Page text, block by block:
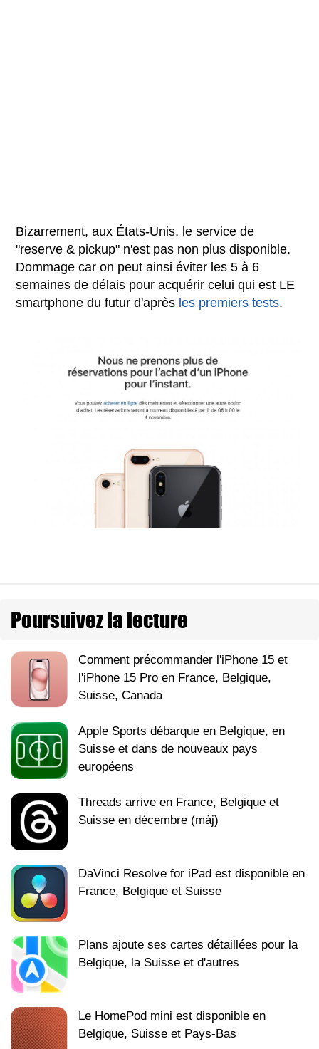
Bizarrement, aux États-Unis, le service de
"reserve & pickup" n'est pas non plus disponible.
Dommage car on peut ainsi éviter les 5 à 6
semaines de délais pour acquérir celui qui est LE
smartphone du futur d'après les premiers tests.
Poursuivez la lecture
Comment précommander l'iPhone 15 et
l'iPhone 15 Pro en France, Belgique,
Suisse, Canada
Apple Sports débarque en Belgique, en
Suisse et dans de nouveaux pays
européens
Threads arrive en France, Belgique et
Suisse en décembre (màj)
DaVinci Resolve for iPad est disponible en
France, Belgique et Suisse
Plans ajoute ses cartes détaillées pour la
Belgique, la Suisse et d'autres
Le HomePod mini est disponible en
Belgique, Suisse et Pays-Bas